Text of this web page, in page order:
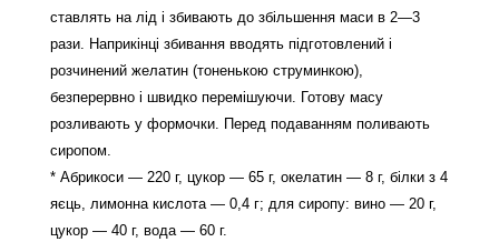
ставлять на лід і збивають до збільшення маси в 2—3
рази. Наприкінці збивання вводять підготовлений і
розчинений желатин (тоненькою струминкою),
безперервно і швидко перемішуючи. Готову масу
розливають у формочки. Перед подаванням поливають
сиропом.
* Абрикоси — 220 г, цукор — 65 г, окелатин — 8 г, білки з 4
яєць, лимонна кислота — 0,4 г; для сиропу: вино — 20 г,
цукор — 40 г, вода — 60 г.